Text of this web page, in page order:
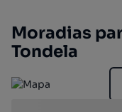
Moradias
Tondela